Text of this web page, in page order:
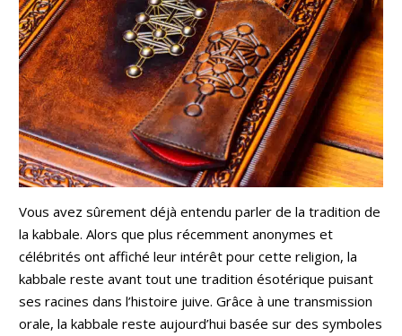
Vous avez sûrement déjà entendu parler de la tradition de
la kabbale. Alors que plus récemment anonymes et
célébrités ont affiché leur intérêt pour cette religion, la
kabbale reste avant tout une tradition ésotérique puisant
ses racines dans l’histoire juive. Grâce à une transmission
orale, la kabbale reste aujourd’hui basée sur des symboles